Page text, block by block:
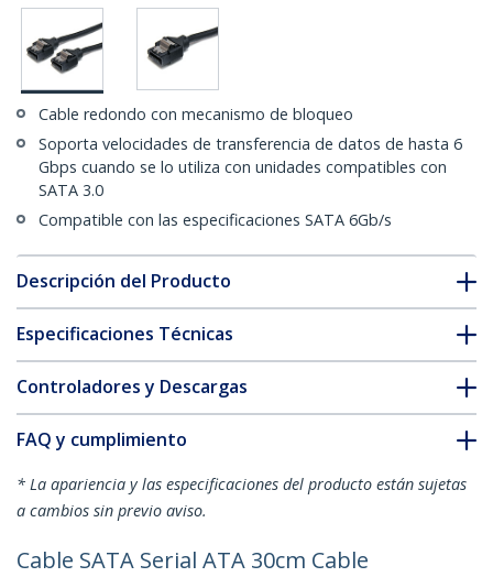
Cable redondo con mecanismo de bloqueo
Soporta velocidades de transferencia de datos de hasta 6
Gbps cuando se lo utiliza con unidades compatibles con
SATA 3.0
Compatible con las especificaciones SATA 6Gb/s
Descripción del Producto
Especificaciones Técnicas
Controladores y Descargas
FAQ y cumplimiento
* La apariencia y las especificaciones del producto están sujetas
a cambios sin previo aviso.
Cable SATA Serial ATA 30cm Cable